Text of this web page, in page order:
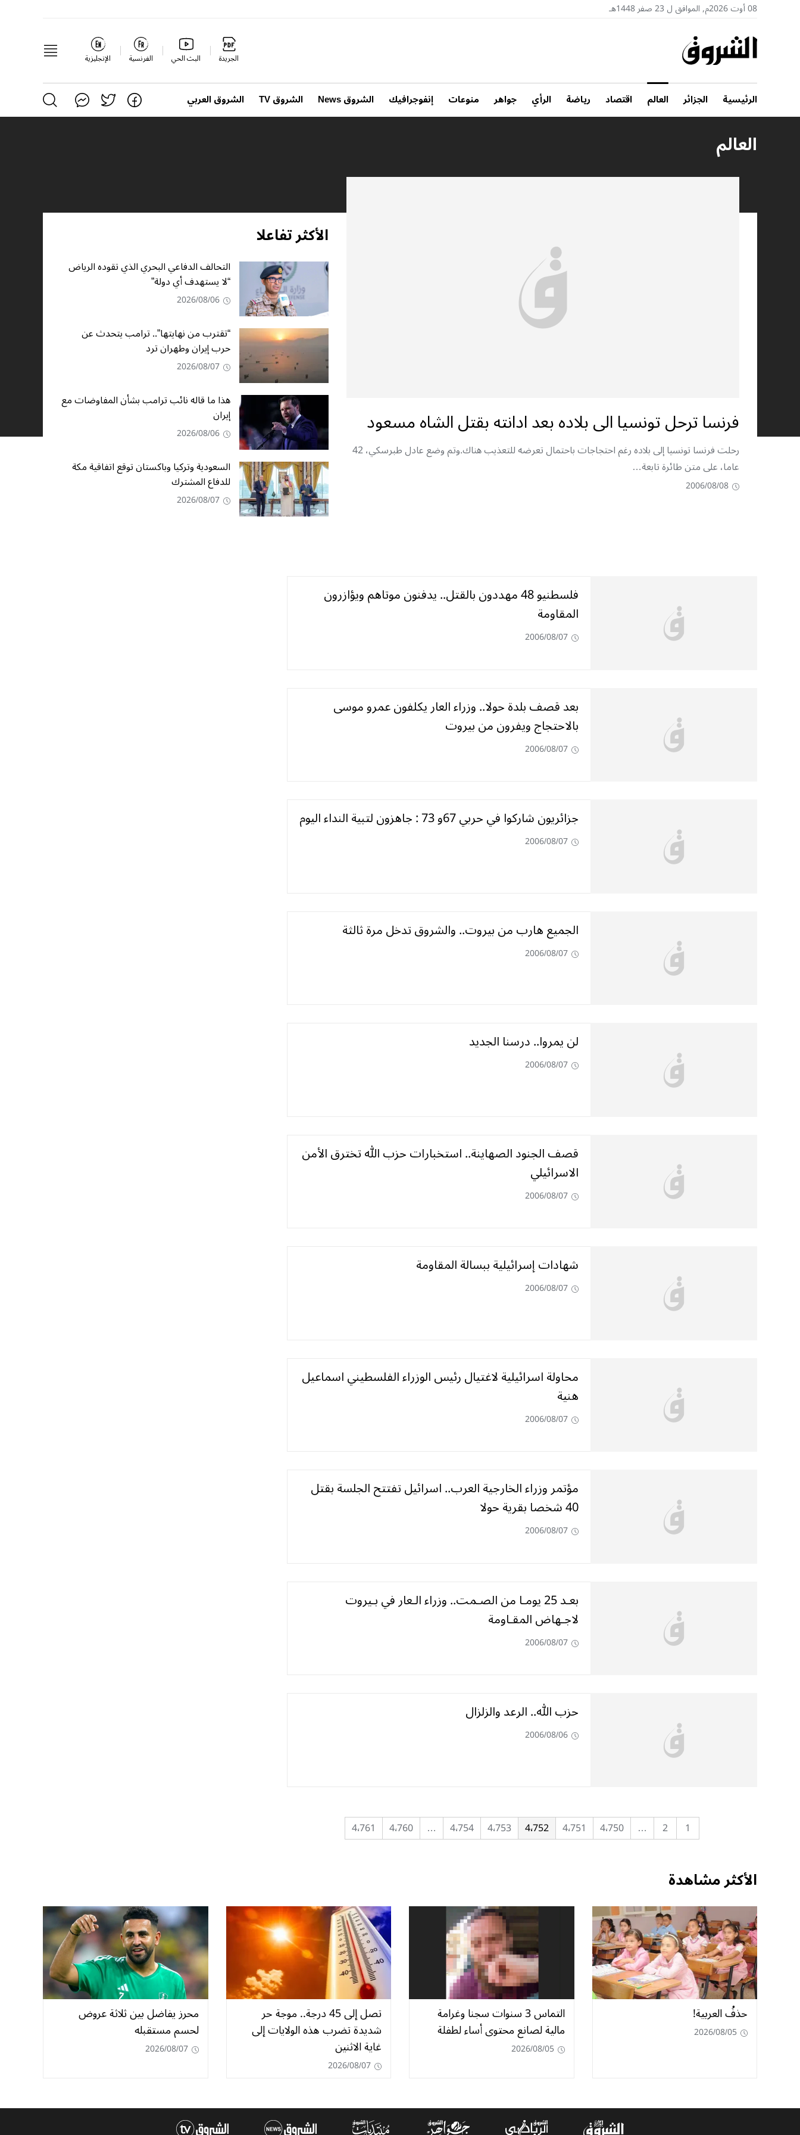
08 أوت 2026م, الموافق ل 23 صفر 1448هـ
الجريدة البث الحي الفرنسية الإنجليزية
الرئيسية الجزائر العالم اقتصاد رياضة الرأي جواهر منوعات إنفوجرافيك الشروق News الشروق TV الشروق العربي
العالم
فرنسا ترحل تونسيا الى بلاده بعد ادانته بقتل الشاه مسعود
رحلت فرنسا تونسيا إلى بلاده رغم احتجاجات باحتمال تعرضه للتعذيب هناك.وتم وضع عادل طبرسكي، 42
عاما، على متن طائرة تابعة…
2006/08/08
الأكثر تفاعلا
التحالف الدفاعي البحري الذي تقوده الرياض
“لا يستهدف أي دولة”
2026/08/06
“تقترب من نهايتها”.. ترامب يتحدث عن
حرب إيران وطهران ترد
2026/08/07
هذا ما قاله نائب ترامب بشأن المفاوضات مع
إيران
2026/08/06
السعودية وتركيا وباكستان توقع اتفاقية مكة
للدفاع المشترك
2026/08/07
فلسطنيو 48 مهددون بالقتل.. يدفنون موتاهم ويؤازرون
المقاومة
2006/08/07
بعد قصف بلدة حولا.. وزراء العار يكلفون عمرو موسى
بالاحتجاج ويفرون من بيروت
2006/08/07
جزائريون شاركوا في حربي 67و 73 : جاهزون لتبية النداء اليوم
2006/08/07
الجميع هارب من بيروت.. والشروق تدخل مرة ثالثة
2006/08/07
لن‮ ‬يمروا‮..‬ درسنا‮ ‬الجديد
2006/08/07
قصف الجنود الصهاينة.. استخبارات حزب الله تخترق الأمن
الاسرائيلي
2006/08/07
شهادات‮ ‬إسرائيلية‮ ‬ببسالة‮ ‬المقاومة
2006/08/07
محاولة اسرائيلية لاغتيال رئيس الوزراء الفلسطيني اسماعيل
هنية
2006/08/07
مؤتمر وزراء الخارجية العرب.. اسرائيل تفتتح الجلسة بقتل
40 شخصا بقرية حولا
2006/08/07
بعـد 25 يومـا من الصـمت.. وزراء الـعار في بـيروت
لاجـهاض المقـاومة
2006/08/07
حزب الله.. الرعد والزلزال
2006/08/06
1
2
… 4٬750 4٬751 4٬752 4٬753 4٬754 … 4٬760 4٬761
الأكثر مشاهدة
حذفُ العربية!
2026/08/05
التماس 3 سنوات سجنا وغرامة
مالية لصانع محتوى أساء لطفلة
2026/08/05
تصل إلى 45 درجة.. موجة حر
شديدة تضرب هذه الولايات إلى
غاية الاثنين
2026/08/07
محرز يفاضل بين ثلاثة عروض
لحسم مستقبله
2026/08/07